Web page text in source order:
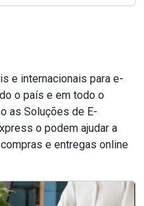
e internacionais para e-
o país e em todo o
as Soluções de E-
o podem ajudar a
e entregas online